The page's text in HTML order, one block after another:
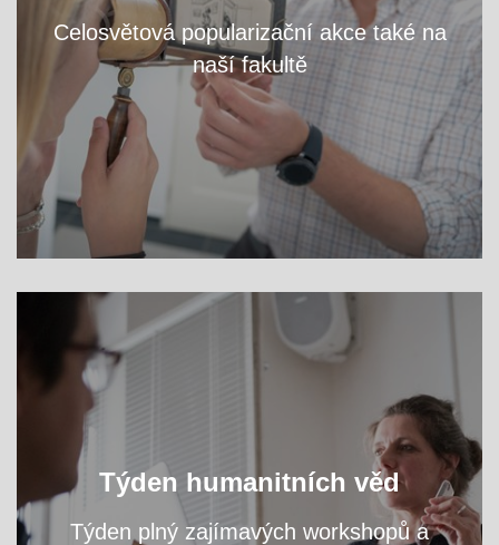
Celosvětová popularizační akce také na
naší fakultě
VÍCE
Týden humanitních věd
Týden plný zajímavých workshopů a
Oslavte s námi světový den filozofie a navštivte
přednášky a workshopy našich odborníků.